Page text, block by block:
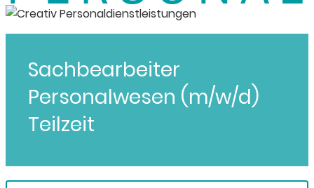
Sachbearbeiter
Personalwesen (m/w/d)
Teilzeit